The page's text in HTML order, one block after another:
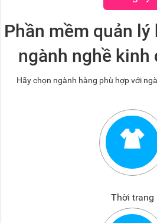
Phần mềm quản lý
ngành nghề kinh
Hãy chọn ngành hàng phù hợp với
Thời trang